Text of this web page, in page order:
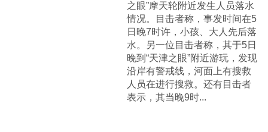
之眼”摩天轮附近发生人员落水
情况。目击者称，事发时间在5
日晚7时许，小孩、大人先后落
水。另一位目击者称，其于5日
晚到“天津之眼”附近游玩，发现
沿岸有警戒线，河面上有搜救
人员在进行搜救。还有目击者
表示，其当晚9时...